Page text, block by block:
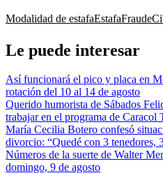
Modalidad de estafaEstafaFraude
Le puede interesar
Así funcionará el pico y placa en
rotación del 10 al 14 de agosto
Querido humorista de Sábados
trabajar en el programa de Caracol
María Cecilia Botero confesó
divorcio: “Quedé con 3 tenedores,
Números de la suerte de Walter
domingo, 9 de agosto